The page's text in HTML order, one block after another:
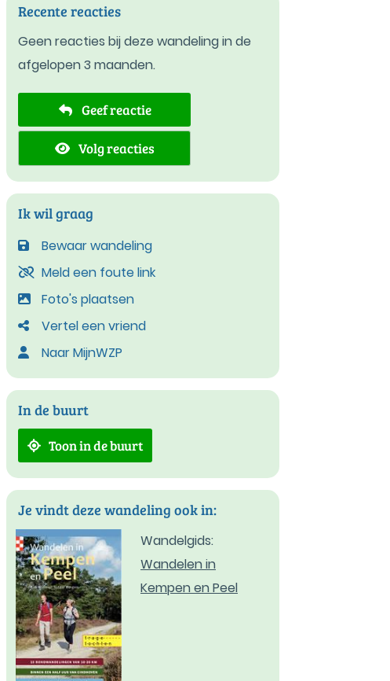
Recente reacties
Geen reacties bij deze wandeling in de
afgelopen 3 maanden.
Geef reactie
Volg reacties
Ik wil graag
Bewaar wandeling
Meld een foute link
Foto's plaatsen
Vertel een vriend
Naar MijnWZP
In de buurt
Toon in de buurt
Je vindt deze wandeling ook in:
Wandelgids:
Wandelen in
Kempen en Peel